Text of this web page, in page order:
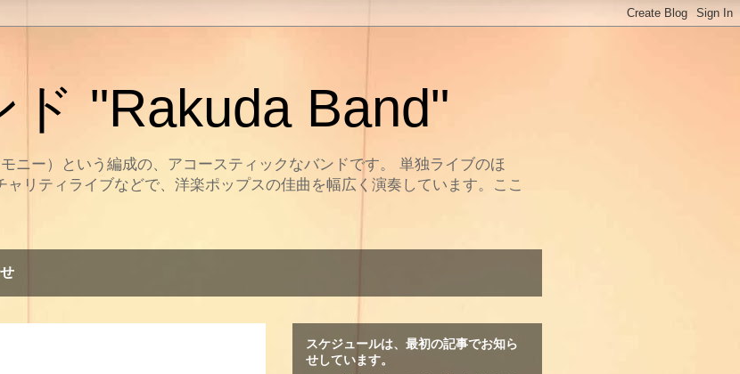
ド "Rakuda Band"
ニー）という編成の、アコースティックなバンドです。 単独ライブのほ
リティライブなどで、洋楽ポップスの佳曲を幅広く演奏しています。ここ
スケジュールは、最初の記事でお知ら
せしています。